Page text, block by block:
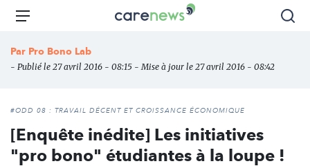
Aller
principal
Carenews,
des
l'engagement
Menu
Par Pro Bono Lab
- Publié le 27 avril 2016 - 08:15 - Mise à jour le 27 avril 2016 - 08:42
#ODD 08 : TRAVAIL DÉCENT ET CROISSANCE ÉCONOMIQUE
[Enquête inédite] Les initiatives
"pro bono" étudiantes à la loupe !